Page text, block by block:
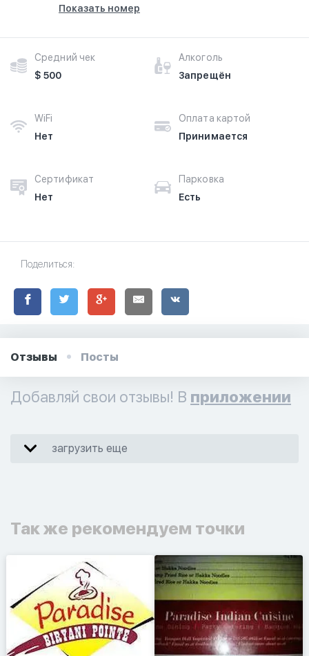
Показать номер
Средний чек
$ 500
Алкоголь
Запрещён
WiFi
Нет
Оплата картой
Принимается
Сертификат
Нет
Парковка
Есть
Поделиться:
Отзывы Посты
Добавляй свои отзывы! В приложении
загрузить еще
Так же рекомендуем точки